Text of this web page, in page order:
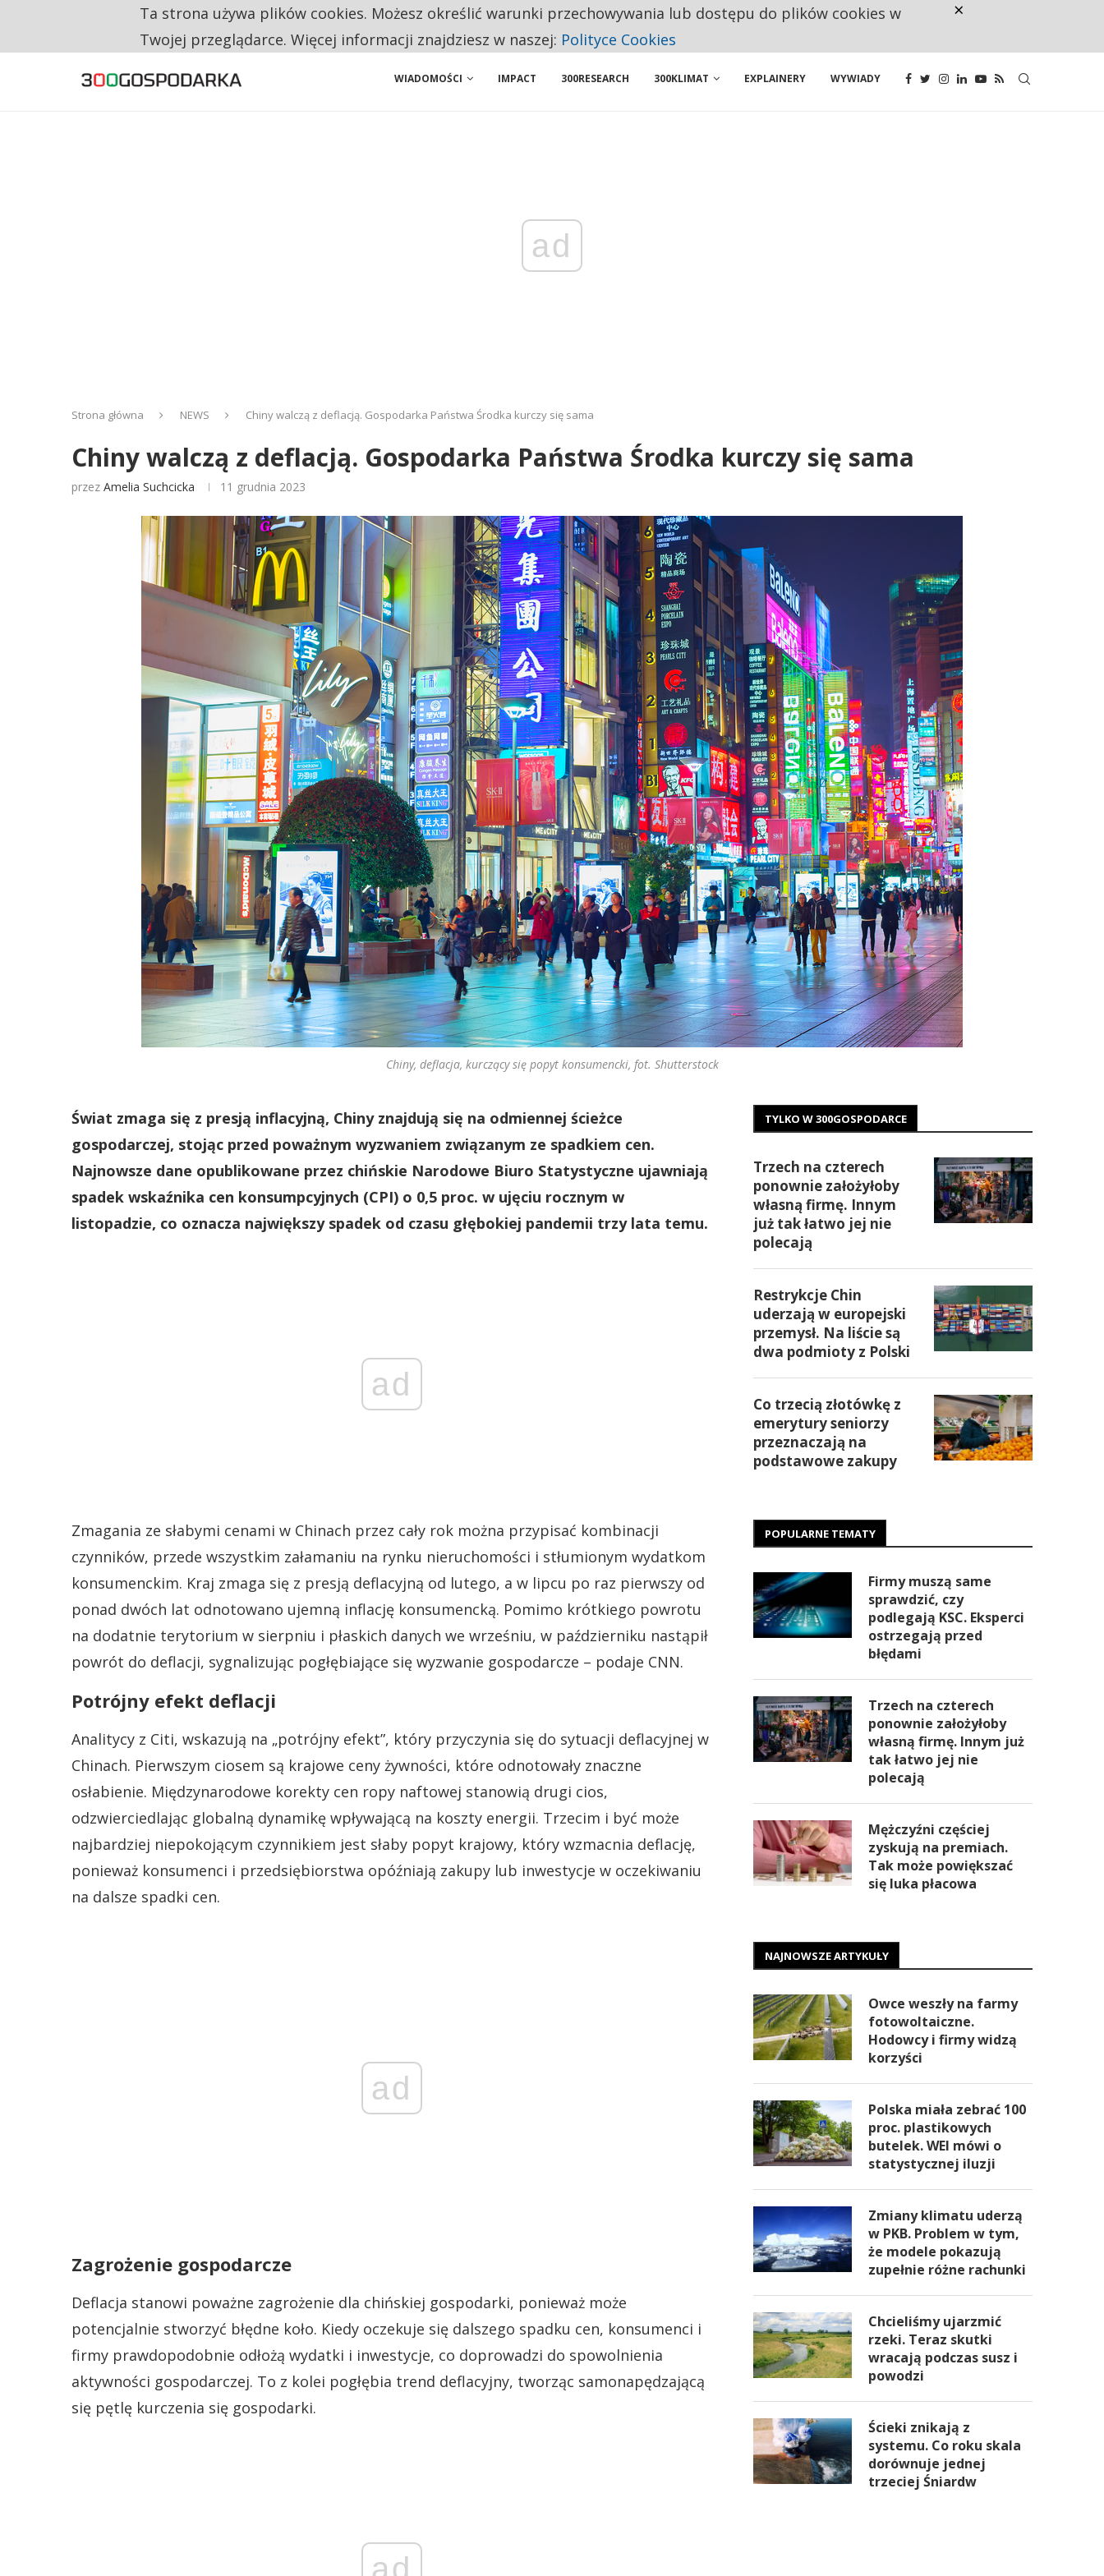
CO TRZECIĄ ZŁOTÓWKĘ Z EMERYTURY SENIORZY PRZEZNACZAJĄ NA PODSTAWOWE ZAKUPY
WIADOMOŚCI IMPACT 300RESEARCH 300KLIMAT EXPLAINERY WYWIADY
ad
Strona główna NEWS Chiny walczą z deflacją. Gospodarka Państwa Środka kurczy się sama
Chiny walczą z deflacją. Gospodarka Państwa Środka kurczy się sama
przez Amelia Suchcicka 11 grudnia 2023
Chiny, deflacja, kurczący się popyt konsumencki, fot. Shutterstock
Świat zmaga się z presją inflacyjną, Chiny znajdują się na odmiennej ścieżce
gospodarczej, stojąc przed poważnym wyzwaniem związanym ze spadkiem cen.
Najnowsze dane opublikowane przez chińskie Narodowe Biuro Statystyczne ujawniają
spadek wskaźnika cen konsumpcyjnych (CPI) o 0,5 proc. w ujęciu rocznym w
listopadzie, co oznacza największy spadek od czasu głębokiej pandemii trzy lata temu.
ad
Zmagania ze słabymi cenami w Chinach przez cały rok można przypisać kombinacji
czynników, przede wszystkim załamaniu na rynku nieruchomości i stłumionym wydatkom
konsumenckim. Kraj zmaga się z presją deflacyjną od lutego, a w lipcu po raz pierwszy od
ponad dwóch lat odnotowano ujemną inflację konsumencką. Pomimo krótkiego powrotu
na dodatnie terytorium w sierpniu i płaskich danych we wrześniu, w październiku nastąpił
powrót do deflacji, sygnalizując pogłębiające się wyzwanie gospodarcze – podaje CNN.
Potrójny efekt deflacji
Analitycy z Citi, wskazują na „potrójny efekt”, który przyczynia się do sytuacji deflacyjnej w
Chinach. Pierwszym ciosem są krajowe ceny żywności, które odnotowały znaczne
osłabienie. Międzynarodowe korekty cen ropy naftowej stanowią drugi cios,
odzwierciedlając globalną dynamikę wpływającą na koszty energii. Trzecim i być może
najbardziej niepokojącym czynnikiem jest słaby popyt krajowy, który wzmacnia deflację,
ponieważ konsumenci i przedsiębiorstwa opóźniają zakupy lub inwestycje w oczekiwaniu
na dalsze spadki cen.
ad
Zagrożenie gospodarcze
Deflacja stanowi poważne zagrożenie dla chińskiej gospodarki, ponieważ może
potencjalnie stworzyć błędne koło. Kiedy oczekuje się dalszego spadku cen, konsumenci i
firmy prawdopodobnie odłożą wydatki i inwestycje, co doprowadzi do spowolnienia
aktywności gospodarczej. To z kolei pogłębia trend deflacyjny, tworząc samonapędzającą
się pętlę kurczenia się gospodarki.
ad
TYLKO W 300GOSPODARCE
Trzech na czterech
ponownie założyłoby
własną firmę. Innym
już tak łatwo jej nie
polecają
Restrykcje Chin
uderzają w europejski
przemysł. Na liście są
dwa podmioty z Polski
Co trzecią złotówkę z
emerytury seniorzy
przeznaczają na
podstawowe zakupy
POPULARNE TEMATY
Firmy muszą same
sprawdzić, czy
podlegają KSC. Eksperci
ostrzegają przed
błędami
Trzech na czterech
ponownie założyłoby
własną firmę. Innym już
tak łatwo jej nie
polecają
Mężczyźni częściej
zyskują na premiach.
Tak może powiększać
się luka płacowa
NAJNOWSZE ARTYKUŁY
Owce weszły na farmy
fotowoltaiczne.
Hodowcy i firmy widzą
korzyści
Polska miała zebrać 100
proc. plastikowych
butelek. WEI mówi o
statystycznej iluzji
Zmiany klimatu uderzą
w PKB. Problem w tym,
że modele pokazują
zupełnie różne rachunki
Chcieliśmy ujarzmić
rzeki. Teraz skutki
wracają podczas susz i
powodzi
Ścieki znikają z
systemu. Co roku skala
dorównuje jednej
trzeciej Śniardw
Ta strona używa plików cookies. Możesz określić warunki przechowywania lub dostępu do plików cookies w
Twojej przeglądarce. Więcej informacji znajdziesz w naszej: Polityce Cookies
×